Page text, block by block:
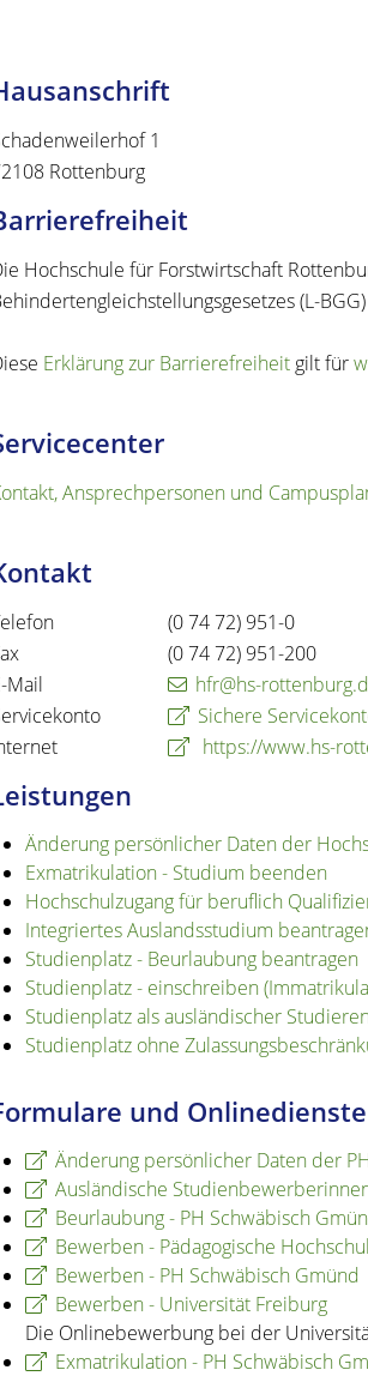
1
Rottenburg
Hochschule für Forstwirtschaft
(L-
Erklärung zur Barrierefreiheitgilt für
Ansprechpersonen und
(07472) 951-0
(07472) 951-200
Mail
hfr@hs-
Sichere
https://www.hs-
Änderung persönlicher Daten der
Exmatrikulation - Studium beenden
Hochschulzugang für beruflich
Integriertes Auslandsstudium
Studienplatz - Beurlaubung beantragen
Studienplatz - einschreiben
Studienplatz als ausländischer
Studienplatz ohne
und Onlinedienste
Änderung persönlicher Daten der
Ausländische
Beurlaubung - PH Schwäbisch
Bewerben - Pädagogische
Bewerben - PH Schwäbisch Gmünd
Bewerben - Universität Freiburg
Die Onlinebewerbung bei der
Exmatrikulation - PH Schwäbisch